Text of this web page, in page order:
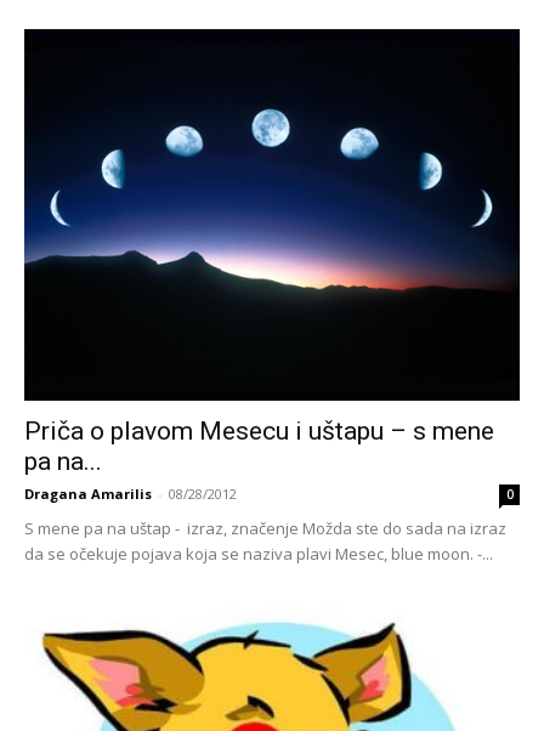
Priča o plavom Mesecu i uštapu – s mene
pa na...
Dragana Amarilis - 08/28/2012 0
S mene pa na uštap - izraz, značenje Možda ste do sada na izraz
da se očekuje pojava koja se naziva plavi Mesec, blue moon. -...